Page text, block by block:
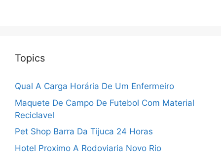
Topics
Qual A Carga Horária De Um Enfermeiro
Maquete De Campo De Futebol Com Material
Reciclavel
Pet Shop Barra Da Tijuca 24 Horas
Hotel Proximo A Rodoviaria Novo Rio